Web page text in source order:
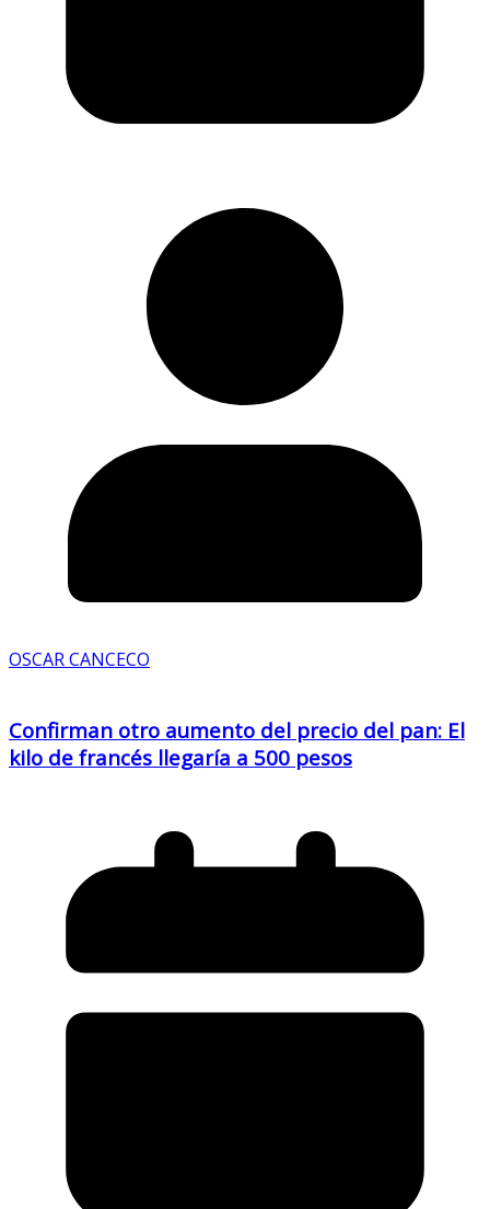
OSCAR CANCECO
Confirman otro aumento del precio del pan: El
kilo de francés llegaría a 500 pesos